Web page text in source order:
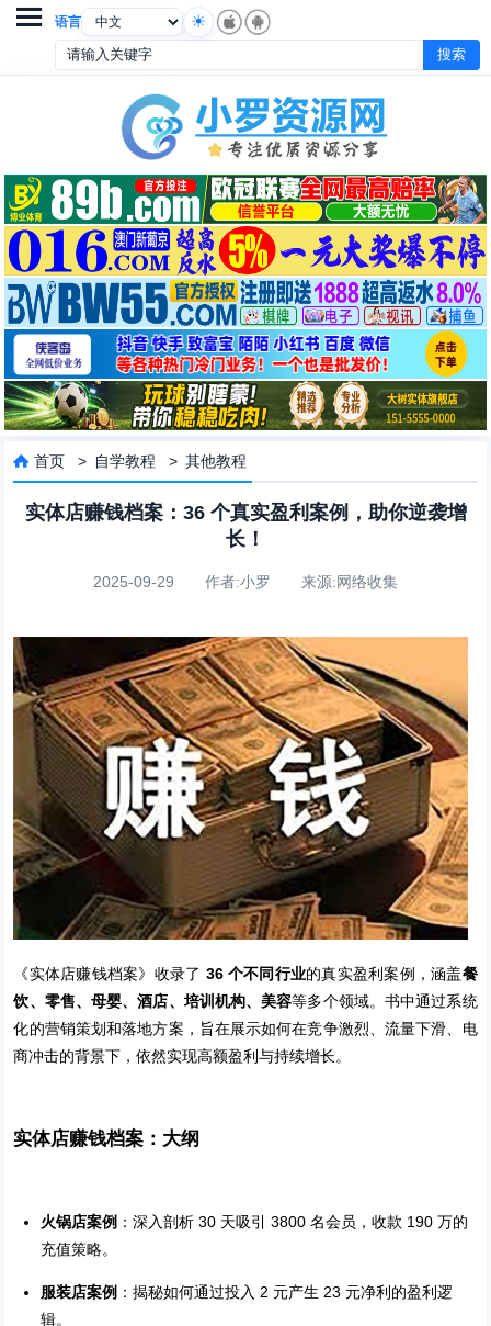
语言

 首页 > 自学教程 >其他教程
实体店赚钱档案：36 个真实盈利案例，助你逆袭增
长！
2025-09-29 作者:小罗 来源:网络收集
《实体店赚钱档案》收录了 36 个不同行业的真实盈利案例，涵盖餐
饮、零售、母婴、酒店、培训机构、美容等多个领域。书中通过系统
化的营销策划和落地方案，旨在展示如何在竞争激烈、流量下滑、电
商冲击的背景下，依然实现高额盈利与持续增长。
实体店赚钱档案：大纲
火锅店案例 ：深入剖析 30 天吸引 3800 名会员，收款 190 万的
充值策略。
服装店案例 ：揭秘如何通过投入 2 元产生 23 元净利的盈利逻
辑。